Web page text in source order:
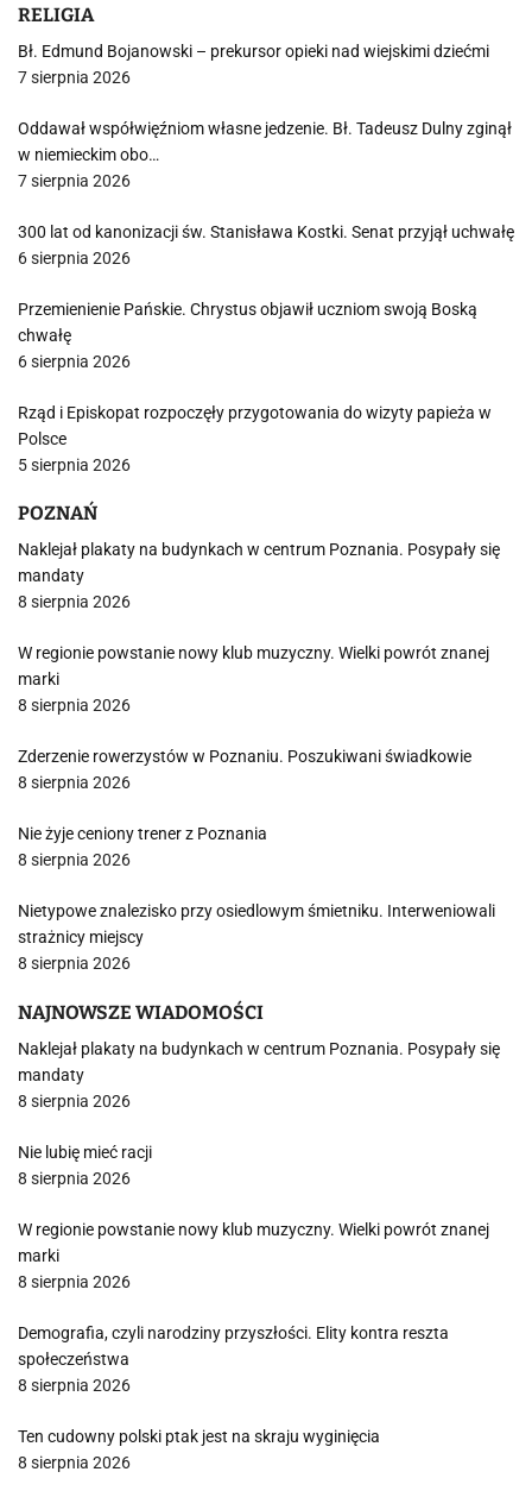
RELIGIA
Bł. Edmund Bojanowski – prekursor opieki nad wiejskimi dziećmi
7 sierpnia 2026
Oddawał współwięźniom własne jedzenie. Bł. Tadeusz Dulny zginął
w niemieckim obo…
7 sierpnia 2026
300 lat od kanonizacji św. Stanisława Kostki. Senat przyjął uchwałę
6 sierpnia 2026
Przemienienie Pańskie. Chrystus objawił uczniom swoją Boską
chwałę
6 sierpnia 2026
Rząd i Episkopat rozpoczęły przygotowania do wizyty papieża w
Polsce
5 sierpnia 2026
POZNAŃ
Naklejał plakaty na budynkach w centrum Poznania. Posypały się
mandaty
8 sierpnia 2026
W regionie powstanie nowy klub muzyczny. Wielki powrót znanej
marki
8 sierpnia 2026
Zderzenie rowerzystów w Poznaniu. Poszukiwani świadkowie
8 sierpnia 2026
Nie żyje ceniony trener z Poznania
8 sierpnia 2026
Nietypowe znalezisko przy osiedlowym śmietniku. Interweniowali
strażnicy miejscy
8 sierpnia 2026
NAJNOWSZE WIADOMOŚCI
Naklejał plakaty na budynkach w centrum Poznania. Posypały się
mandaty
8 sierpnia 2026
Nie lubię mieć racji
8 sierpnia 2026
W regionie powstanie nowy klub muzyczny. Wielki powrót znanej
marki
8 sierpnia 2026
Demografia, czyli narodziny przyszłości. Elity kontra reszta
społeczeństwa
8 sierpnia 2026
Ten cudowny polski ptak jest na skraju wyginięcia
8 sierpnia 2026